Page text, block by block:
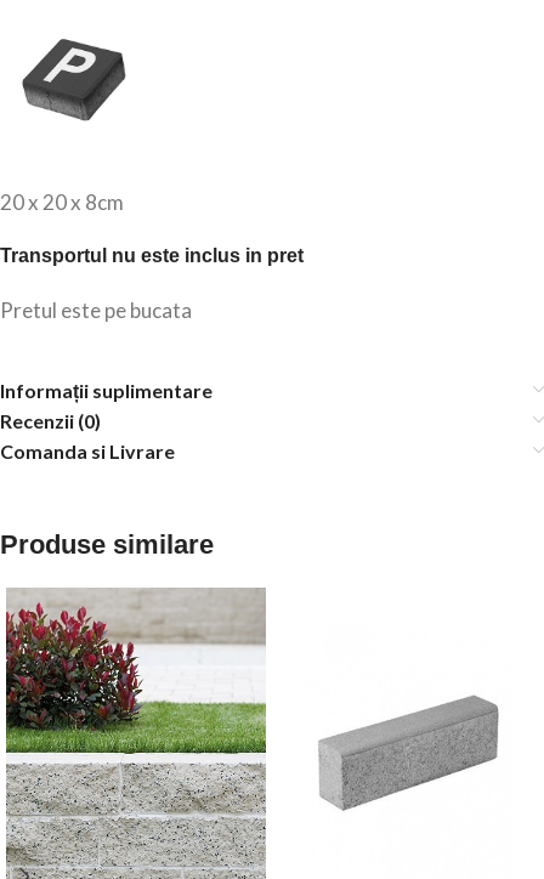
20 x 20 x 8cm
Transportul nu este inclus in pret
Pretul este pe bucata
Informații suplimentare
Recenzii (0)
Comanda si Livrare
Produse similare